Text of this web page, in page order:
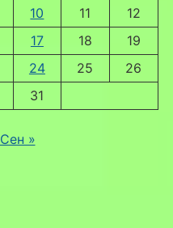
10 11
12
17 18
19
24 25
26
31
Сен »